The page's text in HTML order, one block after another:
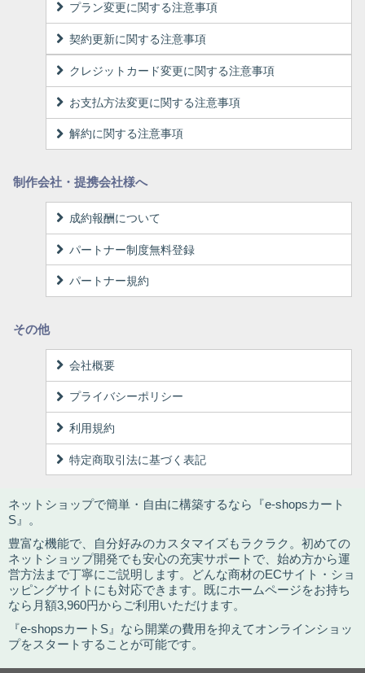
プラン変更に関する注意事項
契約更新に関する注意事項
クレジットカード変更に関する注意事項
お支払方法変更に関する注意事項
解約に関する注意事項
制作会社・提携会社様へ
成約報酬について
パートナー制度無料登録
パートナー規約
その他
会社概要
プライバシーポリシー
利用規約
特定商取引法に基づく表記
ネットショップで簡単・自由に構築するなら『e-shopsカート
S』。
豊富な機能で、自分好みのカスタマイズもラクラク。初めての
ネットショップ開発でも安心の充実サポートで、始め方から運
営方法まで丁寧にご説明します。どんな商材のECサイト・ショ
ッピングサイトにも対応できます。既にホームページをお持ち
なら月額3,960円からご利用いただけます。
『e-shopsカートS』なら開業の費用を抑えてオンラインショッ
プをスタートすることが可能です。